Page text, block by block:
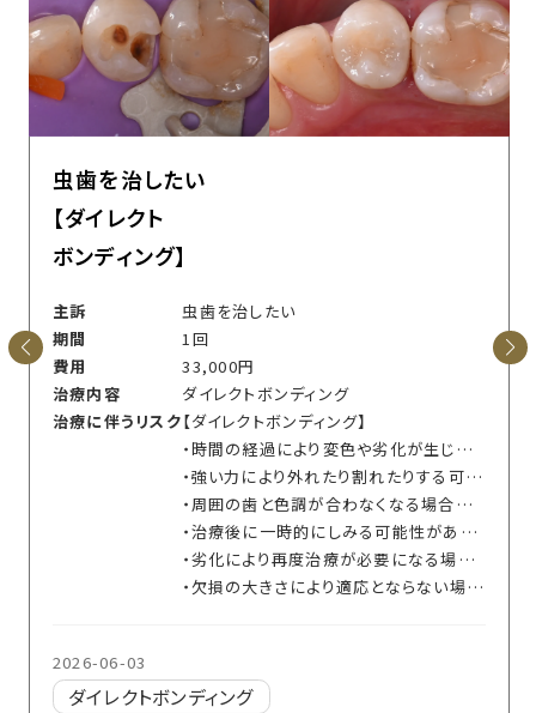
虫歯を治したい
【ダイレクト
ボンディング】
主訴
虫歯を治したい
期間
1回
費用
33,000円
治療内容
ダイレクトボンディング
治療に伴うリスク【ダイレクトボンディング】
・時間の経過により変色や劣化が生じる可能性があります
・強い力により外れたり割れたりする可能性があります
・周囲の歯と色調が合わなくなる場合があります
・治療後に一時的にしみる可能性があります
・劣化により再度治療が必要になる場合があります
・欠損の大きさにより適応とならない場合があります
2026-06-03
ダイレクトボンディング